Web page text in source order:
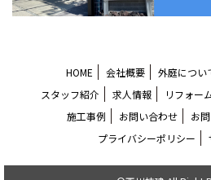
HOME 会社概要 外庭につい
スタッフ紹介
求人情報 リフォー
施工事例
お問い合わせ
お
プライバシーポリシー